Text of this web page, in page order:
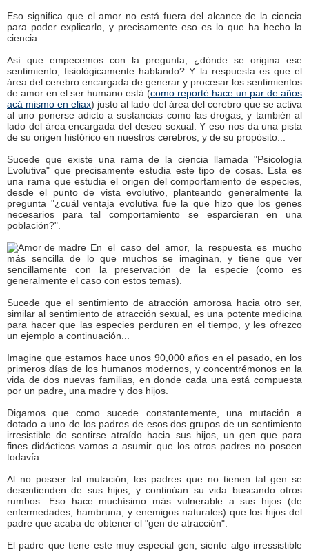
Eso significa que el amor no está fuera del alcance de la ciencia
para poder explicarlo, y precisamente eso es lo que ha hecho la
ciencia.
Así que empecemos con la pregunta, ¿dónde se origina ese
sentimiento, fisiológicamente hablando? Y la respuesta es que el
área del cerebro encargada de generar y procesar los sentimientos
de amor en el ser humano está (como reporté hace un par de años
acá mismo en eliax) justo al lado del área del cerebro que se activa
al uno ponerse adicto a sustancias como las drogas, y también al
lado del área encargada del deseo sexual. Y eso nos da una pista
de su origen histórico en nuestros cerebros, y de su propósito...
Sucede que existe una rama de la ciencia llamada "Psicología
Evolutiva" que precisamente estudia este tipo de cosas. Esta es
una rama que estudia el origen del comportamiento de especies,
desde el punto de vista evolutivo, planteando generalmente la
pregunta "¿cuál ventaja evolutiva fue la que hizo que los genes
necesarios para tal comportamiento se esparcieran en una
población?".
En el caso del amor, la respuesta es mucho
más sencilla de lo que muchos se imaginan, y tiene que ver
sencillamente con la preservación de la especie (como es
generalmente el caso con estos temas).
Sucede que el sentimiento de atracción amorosa hacia otro ser,
similar al sentimiento de atracción sexual, es una potente medicina
para hacer que las especies perduren en el tiempo, y les ofrezco
un ejemplo a continuación...
Imagine que estamos hace unos 90,000 años en el pasado, en los
primeros días de los humanos modernos, y concentrémonos en la
vida de dos nuevas familias, en donde cada una está compuesta
por un padre, una madre y dos hijos.
Digamos que como sucede constantemente, una mutación a
dotado a uno de los padres de esos dos grupos de un sentimiento
irresistible de sentirse atraído hacia sus hijos, un gen que para
fines didácticos vamos a asumir que los otros padres no poseen
todavía.
Al no poseer tal mutación, los padres que no tienen tal gen se
desentienden de sus hijos, y continúan su vida buscando otros
rumbos. Eso hace muchísimo más vulnerable a sus hijos (de
enfermedades, hambruna, y enemigos naturales) que los hijos del
padre que acaba de obtener el "gen de atracción".
El padre que tiene este muy especial gen, siente algo irressistible